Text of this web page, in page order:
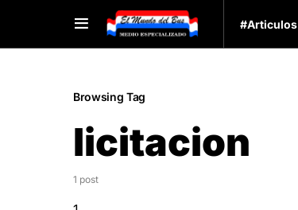
#Articulos
Browsing Tag
licitacion
1 post